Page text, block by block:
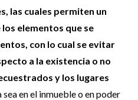
las cuales permiten un
elementos que se
con lo cual se evitar
a la existencia o no
y los lugares
sea en el inmueble o en poder